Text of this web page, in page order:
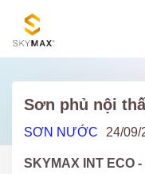
Sơn phủ nội
SƠN NƯỚC 24/09/
SKYMAX INT ECO